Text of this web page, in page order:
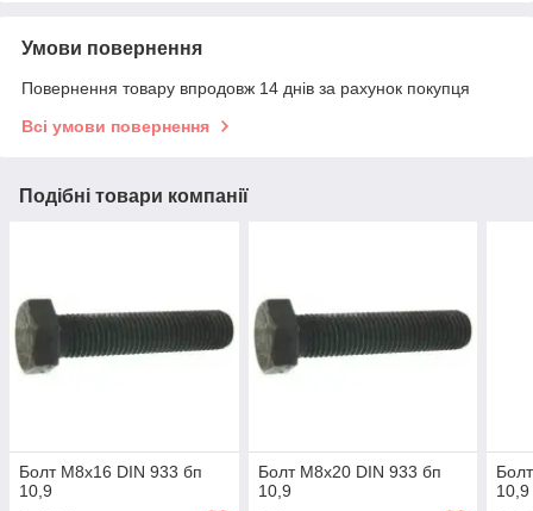
Умови повернення
Повернення товару впродовж 14 днів за рахунок покупця
Всі умови повернення
Подібні товари компанії
Болт М8х16 DIN 933 бп
10,9
Болт М8х20 DIN 933 бп
10,9
10,9